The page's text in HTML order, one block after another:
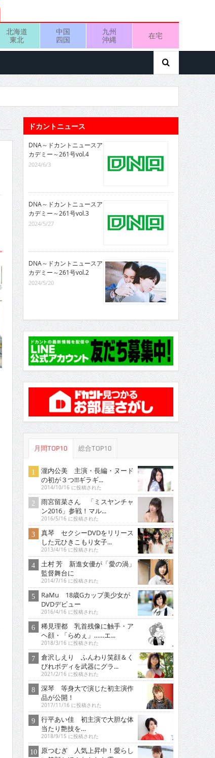
北海道
東北
中国
四国
九州
沖縄
在宅
ドカントニュース
DNA～ドカントニュースア
カデミー～261号vol.4
2024/6/3
DNA～ドカントニュースア
カデミー～261号vol.3
2024/5/27
DNA～ドカントニュースア
カデミー～261号vol.2
2024/5/20
月間TOP10 総合TOP10
瀧内公美 主演・長編・ヌード
の初が３つ!!!ギラギ...
2014/10/16 に投稿された
雨宮留菜さん 「ミスヤンチャ
ン2016」参戦！マル...
2016/5/16 に投稿された
真琴 セクシーDVDをリリース
した元ひきこもり女子...
2013/4/16 に投稿された
土村 芳 新進女優が「愛の渦」
監督舞台に
2014/7/16 に投稿された
RaMu 18歳Gカップ美少女が
DVDデビュー
2016/4/16 に投稿された
稀見理都 乳首残像に触手・ア
ヘ顔・「らめぇ」……エ...
2018/3/16 に投稿された
倉沢しえり ふんわり笑顔＆く
びれボディを武器にグラ...
2021/2/16 に投稿された
深琴 等身大で演じた初主演作
品が公開！
2017/11/16 に投稿された
行平あい佳 初主演で大胆な体
当たり艶技を…
2018/9/15 に投稿された
原つむぎ 人気上昇中！愛らし